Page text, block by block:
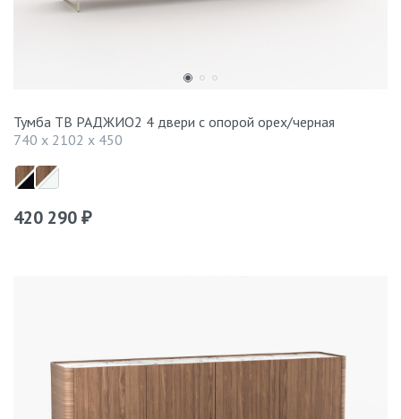
Тумба ТВ РАДЖИО2 4 двери с опорой орех/черная
740 x 2102 x 450
420 290 ₽